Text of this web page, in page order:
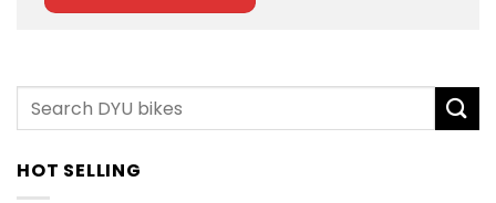
HOT SELLING